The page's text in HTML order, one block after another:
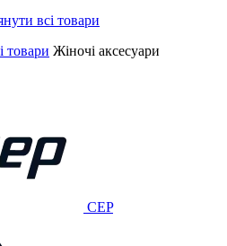
товари Жіночі аксесуари
CEP